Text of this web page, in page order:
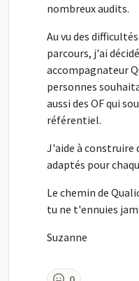
nombreux audits.
Au vu des
parcours, j'ai
accompagnateur
personnes
aussi des OF qui
référentiel.
J'aide à construire
adaptés pour
Le chemin de
tu ne t'ennuies
Suzanne